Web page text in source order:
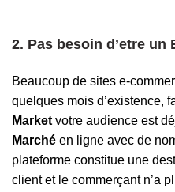
2. Pas besoin d’etre un
Beaucoup de sites e-
quelques mois d’existence,
Market votre audience est
Marché en ligne avec de
plateforme constitue une
client et le commerçant n’a